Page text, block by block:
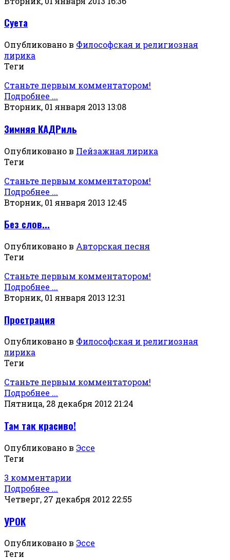
Суета
Опубликовано в Философская и религиозная
лирика
Теги
Станьте первым комментатором!
Подробнее ...
Вторник, 01 января 2013 13:08
Зимняя КАДРиль
Опубликовано в Пейзажная лирика
Теги
Станьте первым комментатором!
Подробнее ...
Вторник, 01 января 2013 12:45
Без слов...
Опубликовано в Авторская песня
Теги
Станьте первым комментатором!
Подробнее ...
Вторник, 01 января 2013 12:31
Прострация
Опубликовано в Философская и религиозная
лирика
Теги
Станьте первым комментатором!
Подробнее ...
Пятница, 28 декабря 2012 21:24
Там так красиво!
Опубликовано в Эссе
Теги
3 комментарии
Подробнее ...
Четверг, 27 декабря 2012 22:55
УРОК
Опубликовано в Эссе
Теги